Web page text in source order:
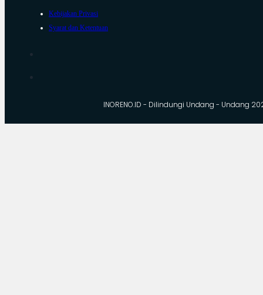
Kebijakan Privasi
Syarat dan Ketentuan
INORENO.ID - Dilindungi Undang - Undang